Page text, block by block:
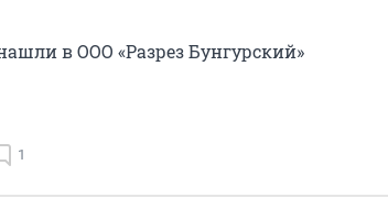
в ООО «Разрез Бунгурский»
1